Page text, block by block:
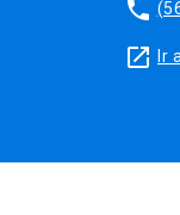
phone
launch Ir